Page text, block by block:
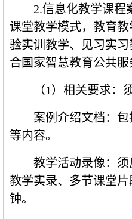
2.信息化教学课程
课堂教学模式，教育
验实训教学、见习实
合国家智慧教育公共服
（1）相关要求：
案例介绍文档：
等内容。
教学活动录像：
教学实录、多节课堂
钟。